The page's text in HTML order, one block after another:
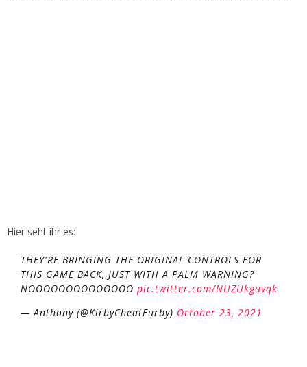
Hier seht ihr es:
THEY'RE BRINGING THE ORIGINAL CONTROLS FOR
THIS GAME BACK, JUST WITH A PALM WARNING?
NOOOOOOOOOOOOOO pic.twitter.com/NUZUkguvqk
— Anthony (@KirbyCheatFurby) October 23, 2021